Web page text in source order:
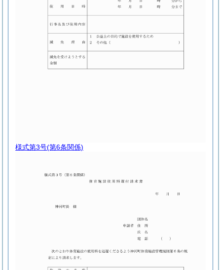
様式第3号(第6条関係)